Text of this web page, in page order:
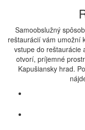
Samoobslužný
reštaurácií vám umožní
vstupe do reštaurácie
otvorí, príjemné
Kapušiansky hrad.